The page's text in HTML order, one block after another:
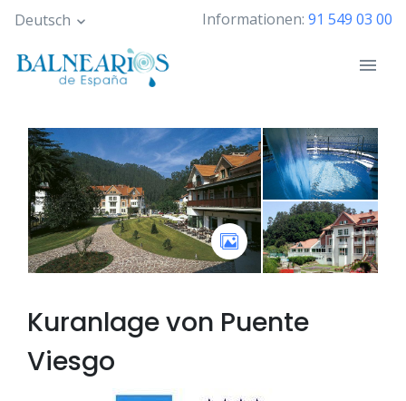
Skip
main
content
Deutsch Informationen: 91 549 03 00
Kuranlage von Puente
Viesgo